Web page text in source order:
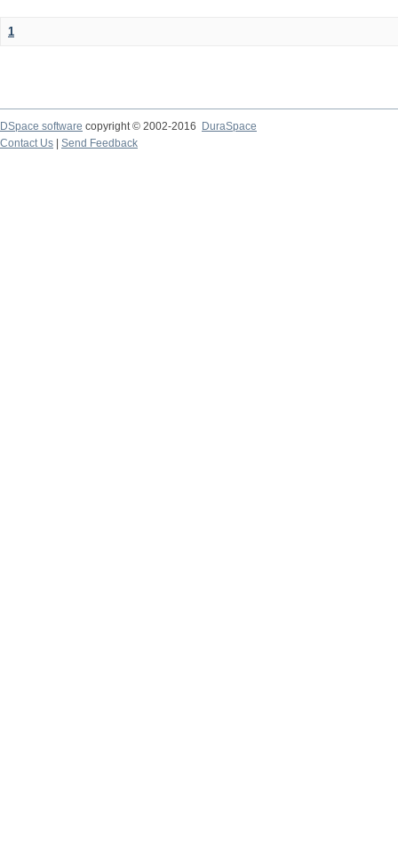
1
DSpace software copyright © 2002-2016
DuraSpace
Contact Us
Send Feedback